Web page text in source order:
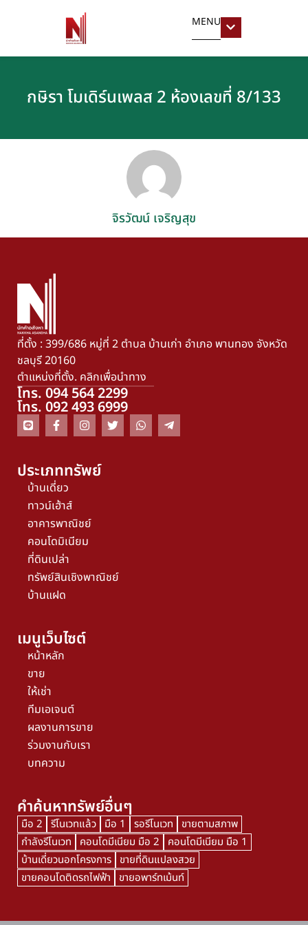
MENU
กษิรา โมเดิร์นเพลส 2 ห้องเลขที่ 8/133
จิรวัฒน์ เจริญสุข
ที่ตั้ง : 399/686 หมู่ที่ 2 ตำบล บ้านเก่า อำเภอ พานทอง จังหวัด
ชลบุรี 20160
ตำแหน่งที่ตั้ง. คลิกเพื่อนำทาง
โทร. 094 564 2299
โทร. 092 493 6999
ประเภททรัพย์
บ้านเดี่ยว
ทาวน์เฮ้าส์
อาคารพาณิชย์
คอนโดมิเนียม
ที่ดินเปล่า
ทรัพย์สินเชิงพาณิชย์
บ้านแฝด
เมนูเว็บไซต์
หน้าหลัก
ขาย
ให้เช่า
ทีมเอเจนต์
ผลงานการขาย
ร่วมงานกับเรา
บทความ
คำค้นหาทรัพย์อื่นๆ
มือ 2 รีโนเวทแล้ว มือ 1 รอรีโนเวท
ขายตามสภาพ
กำลังรีโนเวท
คอนโดมีเนียม มือ 2
คอนโดมีเนียม มือ 1
บ้านเดี่ยวนอกโครงการ ขายที่ดินแปลงสวย
ขายคอนโดติดรถไฟฟ้า
ขายอพาร์ทเม้นท์